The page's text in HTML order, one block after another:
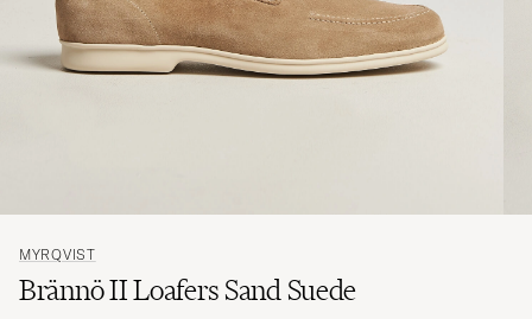
MYRQVIST
Brännö II Loafers Sand Suede